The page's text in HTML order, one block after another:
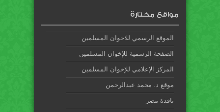
مواقع مختارة
الموقع الرسمي للاخوان المسلمين
الصفحة الرسمية للإخوان المسلمين
المركز الإعلامي للإخوان المسلمين
موقع د. محمد عبدالرحمن
نافذة مصر